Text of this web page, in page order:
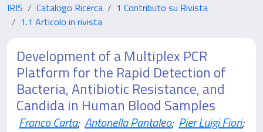
IRIS Catalogo Ricerca
1 Contributo su Rivista
1.1 Articolo in rivista
Development of a Multiplex PCR
Platform for the Rapid Detection of
Bacteria, Antibiotic Resistance, and
Candida in Human Blood Samples
Franco Carta; Antonella Pantaleo; Pier Luigi Fiori;